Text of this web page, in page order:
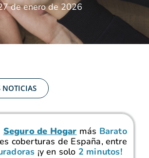
de enero de 2026
NOTICIAS
Seguro de Hogar más Barato
coberturas de España, entre
¡y en solo 2 minutos!